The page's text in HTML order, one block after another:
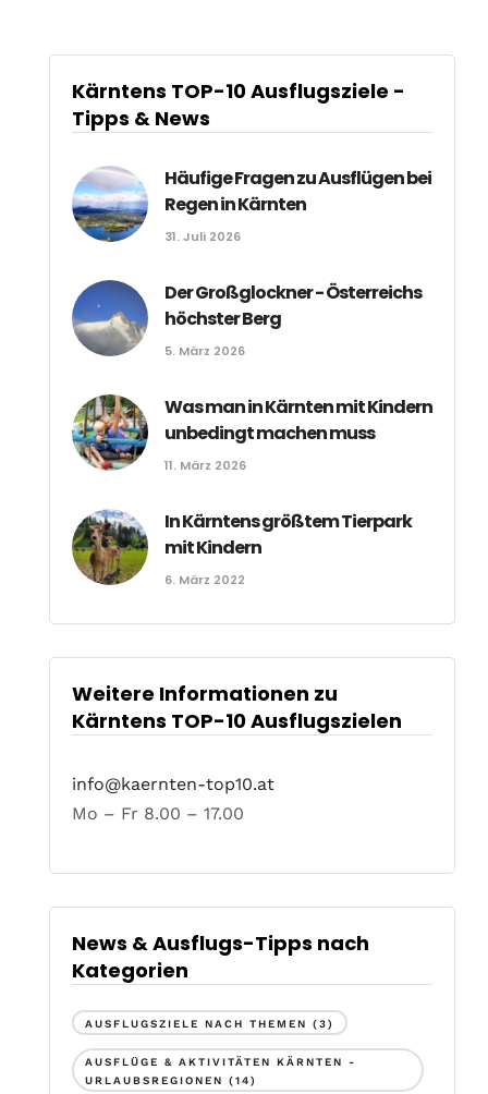
Kärntens TOP-10 Ausflugsziele -
Tipps & News
Häufige Fragen zu Ausflügen bei
Regen in Kärnten
31. Juli 2026
Der Großglockner - Österreichs
höchster Berg
5. März 2026
Was man in Kärnten mit Kindern
unbedingt machen muss
11. März 2026
In Kärntens größtem Tierpark
mit Kindern
6. März 2022
Weitere Informationen zu
Kärntens TOP-10 Ausflugszielen
info@kaernten-top10.at
Mo – Fr 8.00 – 17.00
News & Ausflugs-Tipps nach
Kategorien
AUSFLUGSZIELE NACH THEMEN (3)
AUSFLÜGE & AKTIVITÄTEN KÄRNTEN -
URLAUBSREGIONEN
(14)